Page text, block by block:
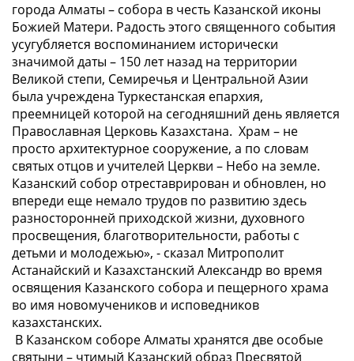
города Алматы – собора в честь Казанской иконы
Божией Матери. Радость этого священного события
усугубляется воспоминанием исторически
значимой даты – 150 лет назад на территории
Великой степи, Семиречья и Центральной Азии
была учреждена Туркестанская епархия,
преемницей которой на сегодняшний день является
Православная Церковь Казахстана. Храм – не
просто архитектурное сооружение, а по словам
святых отцов и учителей Церкви – Небо на земле.
Казанский собор отреставрирован и обновлен, но
впереди еще немало трудов по развитию здесь
разносторонней приходской жизни, духовного
просвещения, благотворительности, работы с
детьми и молодежью», - сказал Митрополит
Астанайский и Казахстанский Александр во время
освящения Казанского собора и пещерного храма
во имя новомучеников и исповедников
казахстанских.
В Казанском соборе Алматы хранятся две особые
святыни – чтимый Казанский образ Пресвятой